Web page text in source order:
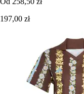
197,00 zł